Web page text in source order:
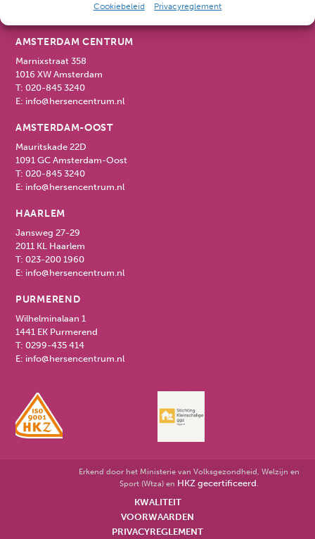
Cookiebeleid Privacyreglement
AMSTERDAM CENTRUM
Marnixstraat 358
1016 XW Amsterdam
T:020-845 3240
E: info@hersencentrum.nl
AMSTERDAM-OOST
Mauritskade 22D
1091 GC Amsterdam-Oost
T:020-845 3240
E: info@hersencentrum.nl
HAARLEM
Jansweg 27-29
2011 KL Haarlem
T:023-200 1960
E: info@hersencentrum.nl
PURMEREND
Wilhelminalaan 1
1441 EK Purmerend
T:0299-435 414
E: info@hersencentrum.nl
Erkend door het Ministerie van Volksgezondheid, Welzijn en
Sport (Wtza) en HKZ gecertificeerd.
KWALITEIT
VOORWAARDEN
PRIVACYREGLEMENT